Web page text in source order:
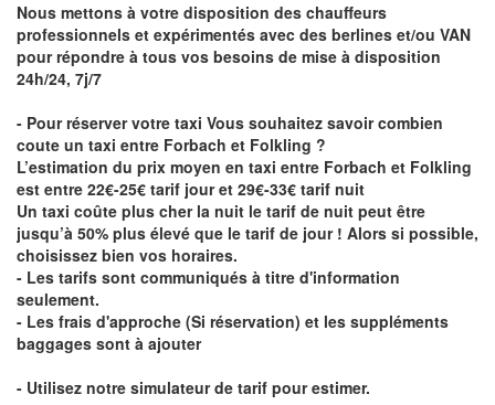
Nous mettons à votre disposition des chauffeurs
professionnels et expérimentés avec des berlines et/ou VAN
pour répondre à tous vos besoins de mise à disposition
24h/24, 7j/7
- Pour réserver votre taxi Vous souhaitez savoircombien
coute un taxi entre Forbach et Folkling ?
L’estimation du prix moyen en taxi entre Forbach et Folkling
est entre 22€-25€ tarif jour et 29€-33€ tarif nuit
Un taxi coûte plus cher la nuit le tarif de nuit peut être
jusqu’à 50% plus élevé que le tarif de jour ! Alors si possible,
choisissez bien vos horaires.
- Les tarifs sont communiqués à titre d'information
seulement.
- Les frais d'approche (Si réservation) et les suppléments
baggages sont à ajouter
- Utilisez notre simulateur de tarif pour estimer.